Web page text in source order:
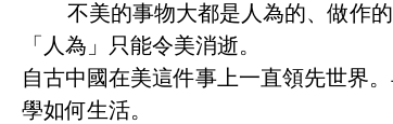
不美的事物大都是人為的、做作的
「人為」只能令美消逝。
自古中國在美這件事上一直領先世界
學如何生活。